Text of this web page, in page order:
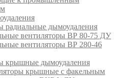
радиальные дымоудаления
вентиляторы ВР 80-75 ДУ
вентиляторы ВР 280-46
крышные дымоудаления
крышные с факельным